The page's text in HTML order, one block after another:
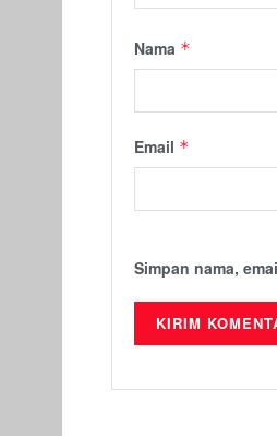
Nama *
Email *
Simpan nama,